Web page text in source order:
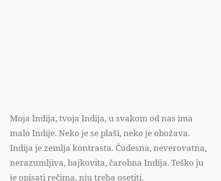
Moja Indija, tvoja Indija, u svakom od nas ima
malo Indije. Neko je se plaši, neko je obožava.
Indija je zemlja kontrasta. Čudesna, neverovatna,
nerazumljiva, bajkovita, čarobna Indija. Teško ju
je opisati rečima, nju treba osetiti.